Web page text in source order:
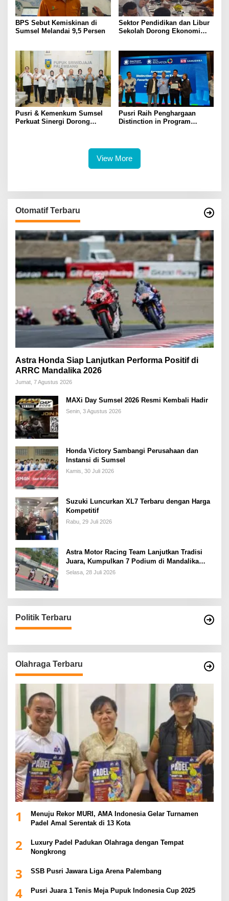
BPS Sebut Kemiskinan di
Sumsel Melandai 9,5 Persen
Sektor Pendidikan dan Libur
Sekolah Dorong Ekonomi
Pusri & Kemenkum Sumsel
Perkuat Sinergi Dorong
Pusri Raih Penghargaan
Distinction in Program
View More
Otomatif Terbaru
Astra Honda Siap Lanjutkan Performa Positif di
ARRC Mandalika 2026
Jumat, 7 Agustus 2026
MAXi Day Sumsel 2026 Resmi Kembali Hadir
Senin, 3 Agustus 2026
Honda Victory Sambangi Perusahaan dan
Instansi di Sumsel
Kamis, 30 Juli 2026
Suzuki Luncurkan XL7 Terbaru dengan Harga
Kompetitif
Rabu, 29 Juli 2026
Astra Motor Racing Team Lanjutkan Tradisi
Juara, Kumpulkan 7 Podium di Mandalika
Racing Series Putaran ke 3
Selasa, 28 Juli 2026
Politik Terbaru
Olahraga Terbaru
1
Menuju Rekor MURI, AMA Indonesia Gelar Turnamen
Padel Amal Serentak di 13 Kota
2
Luxury Padel Padukan Olahraga dengan Tempat
Nongkrong
3 SSB Pusri Jawara Liga Arena Palembang
4 Pusri Juara 1 Tenis Meja Pupuk Indonesia Cup 2025